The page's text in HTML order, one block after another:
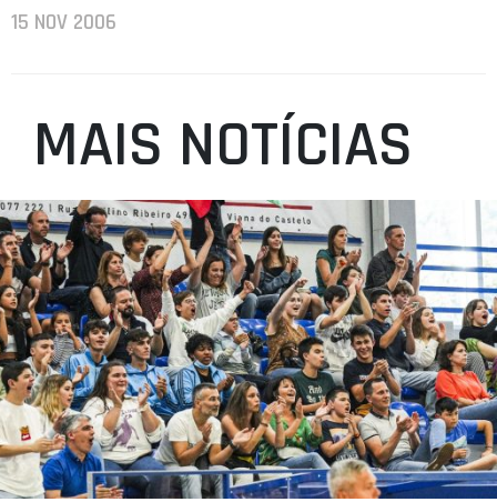
15 NOV 2006
MAIS NOTÍCIAS